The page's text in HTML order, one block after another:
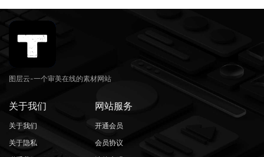
图层云-一个审美在线的素材网站
关于我们
关于我们
关于隐私
网站服务
开通会员
会员协议